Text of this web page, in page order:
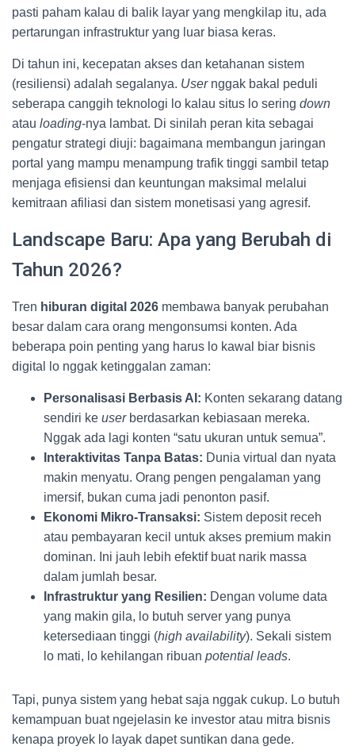
pasti paham kalau di balik layar yang mengkilap itu, ada
pertarungan infrastruktur yang luar biasa keras.
Di tahun ini, kecepatan akses dan ketahanan sistem
(resiliensi) adalah segalanya. Usernggak bakal peduli
seberapa canggih teknologi lo kalau situs lo sering down
atau loading-nya lambat. Di sinilah peran kita sebagai
pengatur strategi diuji: bagaimana membangun jaringan
portal yang mampu menampung trafik tinggi sambil tetap
menjaga efisiensi dan keuntungan maksimal melalui
kemitraan afiliasi dan sistem monetisasi yang agresif.
Landscape Baru: Apa yang Berubah di
Tahun 2026?
Tren hiburan digital 2026 membawa banyak perubahan
besar dalam cara orang mengonsumsi konten. Ada
beberapa poin penting yang harus lo kawal biar bisnis
digital lo nggak ketinggalan zaman:
Personalisasi Berbasis AI: Konten sekarang datang
sendiri ke userberdasarkan kebiasaan mereka.
Nggak ada lagi konten “satu ukuran untuk semua”.
Interaktivitas Tanpa Batas: Dunia virtual dan nyata
makin menyatu. Orang pengen pengalaman yang
imersif, bukan cuma jadi penonton pasif.
Ekonomi Mikro-Transaksi: Sistem deposit receh
atau pembayaran kecil untuk akses premium makin
dominan. Ini jauh lebih efektif buat narik massa
dalam jumlah besar.
Infrastruktur yang Resilien: Dengan volume data
yang makin gila, lo butuh server yang punya
ketersediaan tinggi (high availability). Sekali sistem
lo mati, lo kehilangan ribuan potential leads.
Tapi, punya sistem yang hebat saja nggak cukup. Lo butuh
kemampuan buat ngejelasin ke investor atau mitra bisnis
kenapa proyek lo layak dapet suntikan dana gede.